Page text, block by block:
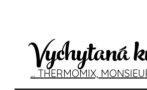
Vychytaná
... THERMOMIX, MONSIEU